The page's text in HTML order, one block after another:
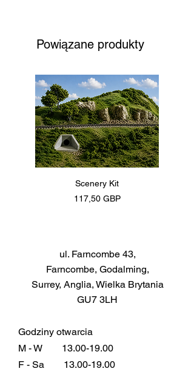
Powiązane produkty
Scenery Kit
Cena
117,50 GBP
ul. Farncombe 43,
Farncombe, Godalming,
Surrey, Anglia, Wielka Brytania
GU7 3LH
Godziny otwarcia
M - W
13.00-19.00
F - Sa
13.00-19.00